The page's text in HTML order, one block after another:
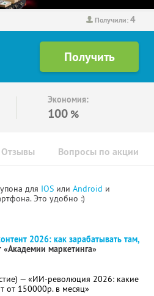
Получили:4
Экономия:
100 %
Отзывы Вопросы по акции
для IOS или Android и
Это удобно :)
2026: как зарабатывать там,
«Академии маркетинга»
— «ИИ-революция 2026: какие
от 150000р. в месяц»